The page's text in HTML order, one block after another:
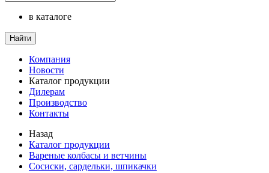
в каталоге
Найти
Компания
Новости
Каталог продукции
Дилерам
Производство
Контакты
Назад
Каталог продукции
Вареные колбасы и ветчины
Сосиски, сардельки, шпикачки